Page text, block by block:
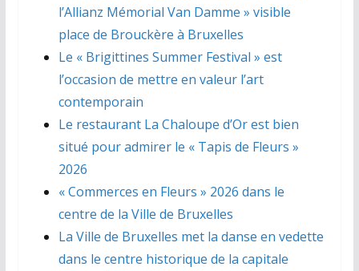
l’Allianz Mémorial Van Damme » visible
place de Brouckère à Bruxelles
Le « Brigittines Summer Festival » est
l’occasion de mettre en valeur l’art
contemporain
Le restaurant La Chaloupe d’Or est bien
situé pour admirer le « Tapis de Fleurs »
2026
« Commerces en Fleurs » 2026 dans le
centre de la Ville de Bruxelles
La Ville de Bruxelles met la danse en vedette
dans le centre historique de la capitale